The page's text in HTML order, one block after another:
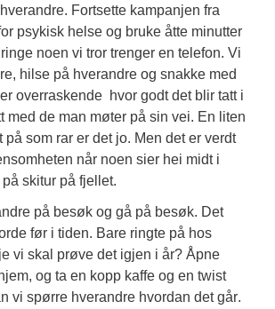
Fortsette kampanjen fra
psykisk helse og bruke åtte minutter
noen vi tror trenger en telefon. Vi
hilse på hverandre og snakke med
overraskende  hvor godt det blir tatt i
med de man møter på sin vei. En liten
på som rar er det jo. Men det er verdt
når noen sier hei midt i
skitur på fjellet.
på besøk og gå på besøk. Det
før i tiden. Bare ringte på hos
vi skal prøve det igjen i år? Åpne
og ta en kopp kaffe og en twist
vi spørre hverandre hvordan det går.